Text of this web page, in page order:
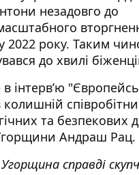
незадовго до
2022 року. Таким
до хвилі
інтервʼю
колишній
та безпекових
Андраш Рац.
справді